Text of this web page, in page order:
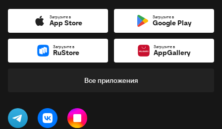
Загрузите в
App Store
Загрузите в
Google Play
Загрузите в
RuStore
Загрузите в
AppGallery
Все приложения